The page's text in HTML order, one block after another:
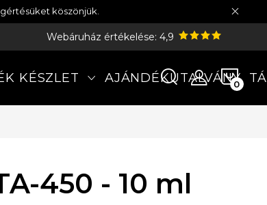
köszönjük.
Webáruház értékelése: 4,9
KÉSZLET AJÁNDÉKUTALVÁNY
450 - 10 ml